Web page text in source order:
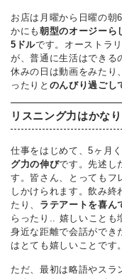
お店は月曜から日曜の朝
かにも 朝型のオージーら
5ドルです。オーストラ
が、普通に生活はできる
休みの日は動画をみたり
ったりと のんびり過ごし
リスニング力はかな
仕事をはじめて、5ヶ月
グ力の伸びです。先述し
す。皆さん、とってもフ
しかけられます。飲み終
たり、 ラテアートを喜ん
らったり.. 嬉しいことも
身近な距離で会話ができ
はとても嬉しいことです。
ただ、最初は略語やスラ